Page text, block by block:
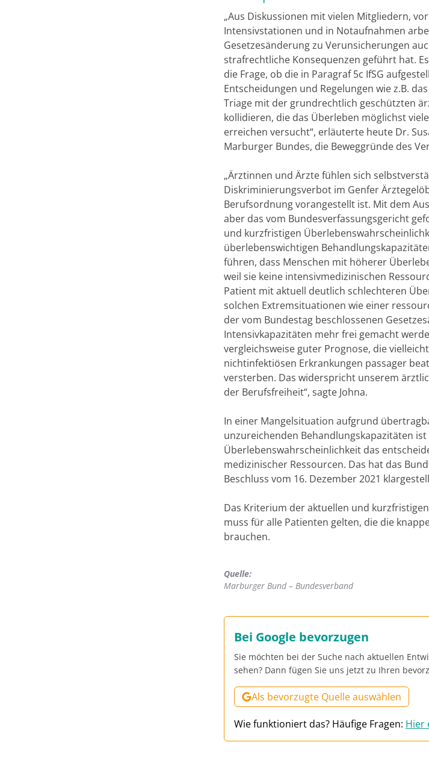
„Aus Diskussionen mit vielen Mitgliedern,
Intensivstationen und in Notaufnahmen
Gesetzesänderung zu Verunsicherungen
strafrechtliche Konsequenzen geführt hat.
die Frage, ob die in Paragraf 5c IfSG
Entscheidungen und Regelungen wie z.B.
Triage mit der grundrechtlich geschützten
kollidieren, die das Überleben möglichst
erreichen versucht“, erläuterte heute Dr.
Marburger Bundes, die Beweggründe des
„Ärztinnen und Ärzte fühlen sich
Diskriminierungsverbot im Genfer
Berufsordnung vorangestellt ist. Mit dem
aber das vom Bundesverfassungsgericht
und kurzfristigen
überlebenswichtigen
führen, dass Menschen mit höherer
weil sie keine intensivmedizinischen
Patient mit aktuell deutlich schlechteren
solchen Extremsituationen wie einer
der vom Bundestag beschlossenen
Intensivkapazitäten mehr frei gemacht
vergleichsweise guter Prognose, die
nichtinfektiösen Erkrankungen passager
versterben. Das widerspricht unserem
der Berufsfreiheit“, sagte Johna.
In einer Mangelsituation aufgrund
unzureichenden Behandlungskapazitäten
Überlebenswahrscheinlichkeit das
medizinischer Ressourcen. Das hat das
Beschluss vom 16. Dezember 2021
Das Kriterium der aktuellen und
muss für alle Patienten gelten, die die
brauchen.
Quelle:
Marburger Bund – Bundesverband
Bei Google bevorzugen
Sie möchten bei der Suche nach aktuellen
sehen? Dann fügen Sie uns jetzt zu Ihren
Als bevorzugte Quelle auswählen
Wie funktioniert das? Häufige Fragen: Hier